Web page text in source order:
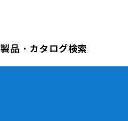
製品・カタログ検索